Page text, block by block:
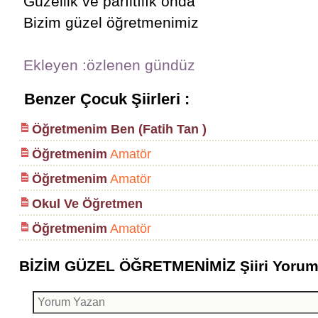
Bizim güzel öğretmenimiz
Ekleyen :özlenen gündüz
Benzer Çocuk Şiirleri :
Öğretmenim Ben (Fatih Tan )
Öğretmenim Amatör
Öğretmenim Amatör
Okul Ve Öğretmen
Öğretmenim Amatör
BİZİM GÜZEL ÖĞRETMENİMİZ Şiiri